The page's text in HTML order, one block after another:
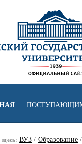
ВУЗ / Образование /